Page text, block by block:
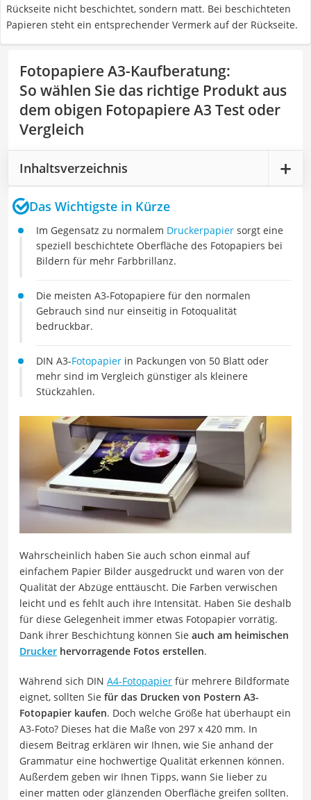
Rückseite nicht beschichtet, sondern matt. Bei beschichteten
Papieren steht ein entsprechender Vermerk auf der Rückseite.
Fotopapiere A3-Kaufberatung:
So wählen Sie das richtige Produkt aus
dem obigen Fotopapiere A3 Test oder
Vergleich
Inhaltsverzeichnis
Das Wichtigste in Kürze
Im Gegensatz zu normalem Druckerpapier sorgt eine
speziell beschichtete Oberfläche des Fotopapiers bei
Bildern für mehr Farbbrillanz.
Die meisten A3-Fotopapiere für den normalen
Gebrauch sind nur einseitig in Fotoqualität
bedruckbar.
DIN A3-Fotopapier in Packungen von 50 Blatt oder
mehr sind im Vergleich günstiger als kleinere
Stückzahlen.
Wahrscheinlich haben Sie auch schon einmal auf
einfachem Papier Bilder ausgedruckt und waren von der
Qualität der Abzüge enttäuscht. Die Farben verwischen
leicht und es fehlt auch ihre Intensität. Haben Sie deshalb
für diese Gelegenheit immer etwas Fotopapier vorrätig.
Dank ihrer Beschichtung können Sie auch am heimischen
Drucker hervorragende Fotos erstellen.
Während sich DIN A4-Fotopapier für mehrere Bildformate
eignet, sollten Sie für das Drucken von Postern A3-
Fotopapier kaufen. Doch welche Größe hat überhaupt ein
A3-Foto? Dieses hat die Maße von 297 x 420 mm. In
diesem Beitrag erklären wir Ihnen, wie Sie anhand der
Grammatur eine hochwertige Qualität erkennen können.
Außerdem geben wir Ihnen Tipps, wann Sie lieber zu
einer matten oder glänzenden Oberfläche greifen sollten.